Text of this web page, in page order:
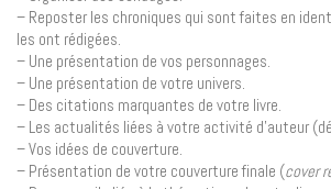
– Reposter les chroniques qui sont faites en
les ont rédigées.
– Une présentation de vos personnages.
– Une présentation de votre univers.
– Des citations marquantes de votre livre.
– Les actualités liées à votre activité d’auteur
– Vos idées de couverture.
– Présentation de votre couverture finale (cover